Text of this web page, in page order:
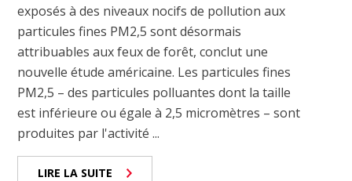
exposés à des niveaux nocifs de pollution aux
particules fines PM2,5 sont désormais
attribuables aux feux de forêt, conclut une
nouvelle étude américaine. Les particules fines
PM2,5 – des particules polluantes dont la taille
est inférieure ou égale à 2,5 micromètres – sont
produites par l'activité ...
LIRE LA SUITE